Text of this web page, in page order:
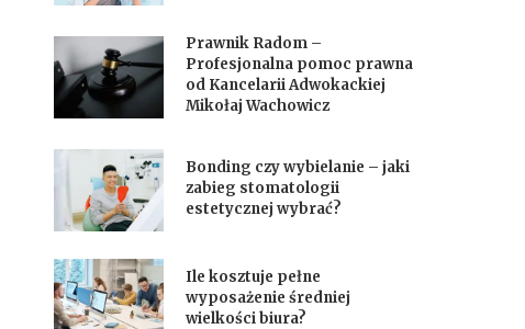
Prawnik Radom –
Profesjonalna pomoc prawna
od Kancelarii Adwokackiej
Mikołaj Wachowicz
Bonding czy wybielanie – jaki
zabieg stomatologii
estetycznej wybrać?
Ile kosztuje pełne
wyposażenie średniej
wielkości biura?